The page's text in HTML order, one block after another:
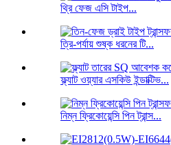
থ্রি ফেজ এসি টাইপ...
ত্রি-পর্যায় শুষ্ক ধরনের টি...
ফ্ল্যাট ওয়্যার এসকিউ ইন্ডাক্টিভ...
নিম্ন ফ্রিকোয়েন্সি পিন ট্রান্স...